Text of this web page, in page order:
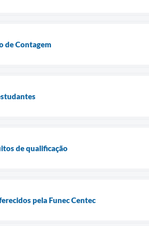
de Contagem
de qualificação
pela Funec Centec